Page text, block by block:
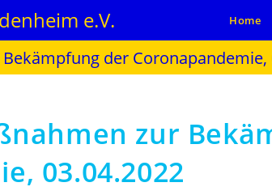
e.V. Home
der Coronapandemie,
zur
03.04.2022